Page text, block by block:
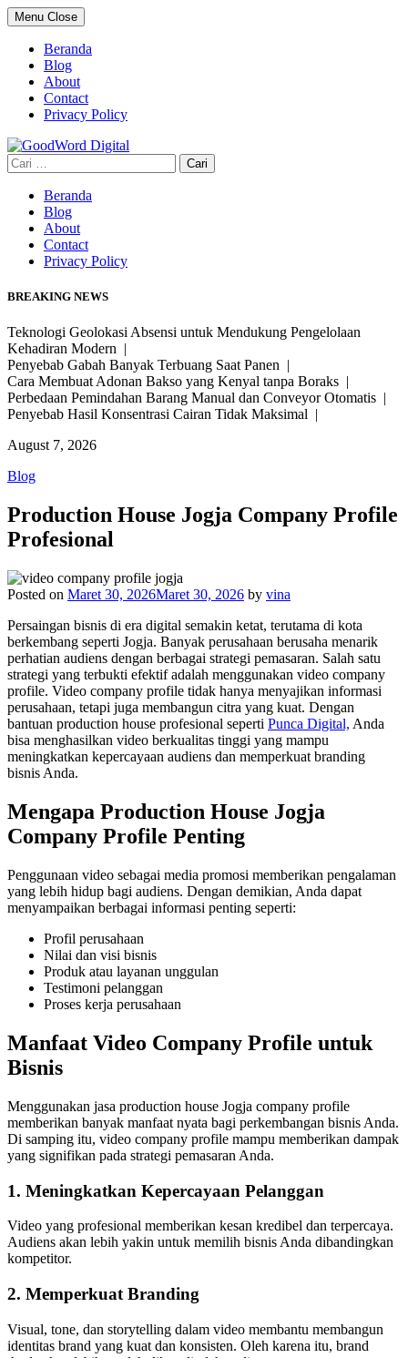
Skip
to
content
Menu Close
Beranda
Blog
About
Contact
Privacy Policy
Cari
untuk:
Beranda
Blog
About
Contact
Privacy Policy
BREAKING NEWS
Teknologi Geolokasi Absensi untuk Mendukung Pengelolaan
Kehadiran Modern |
Penyebab Gabah Banyak Terbuang Saat Panen |
Cara Membuat Adonan Bakso yang Kenyal tanpa Boraks |
Perbedaan Pemindahan Barang Manual dan Conveyor Otomatis |
Penyebab Hasil Konsentrasi Cairan Tidak Maksimal |
August 7, 2026
Blog
Production House Jogja Company Profile
Profesional
Posted on Maret 30, 2026Maret 30, 2026 by vina
Persaingan bisnis di era digital semakin ketat, terutama di kota
berkembang seperti Jogja. Banyak perusahaan berusaha menarik
perhatian audiens dengan berbagai strategi pemasaran. Salah satu
strategi yang terbukti efektif adalah menggunakan video company
profile. Video company profile tidak hanya menyajikan informasi
perusahaan, tetapi juga membangun citra yang kuat. Dengan
bantuan production house profesional seperti Punca Digital, Anda
bisa menghasilkan video berkualitas tinggi yang mampu
meningkatkan kepercayaan audiens dan memperkuat branding
bisnis Anda.
Mengapa Production House Jogja
Company Profile Penting
Penggunaan video sebagai media promosi memberikan pengalaman
yang lebih hidup bagi audiens. Dengan demikian, Anda dapat
menyampaikan berbagai informasi penting seperti:
Profil perusahaan
Nilai dan visi bisnis
Produk atau layanan unggulan
Testimoni pelanggan
Proses kerja perusahaan
Manfaat Video Company Profile untuk
Bisnis
Menggunakan jasa production house Jogja company profile
memberikan banyak manfaat nyata bagi perkembangan bisnis Anda.
Di samping itu, video company profile mampu memberikan dampak
yang signifikan pada strategi pemasaran Anda.
1. Meningkatkan Kepercayaan Pelanggan
Video yang profesional memberikan kesan kredibel dan terpercaya.
Audiens akan lebih yakin untuk memilih bisnis Anda dibandingkan
kompetitor.
2. Memperkuat Branding
Visual, tone, dan storytelling dalam video membantu membangun
identitas brand yang kuat dan konsisten. Oleh karena itu, brand